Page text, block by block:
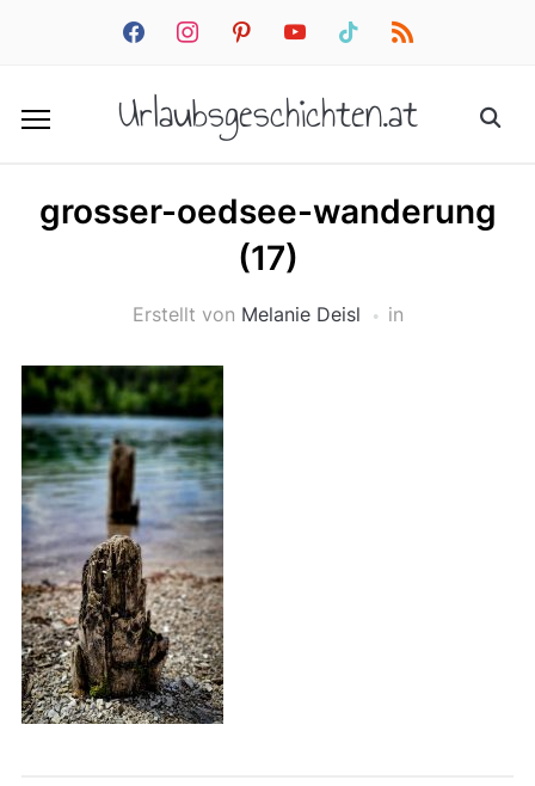
facebookinstagrampinterestyoutube tiktok rss
Urlaubsgeschichten.at
grosser-oedsee-wanderung
(17)
Erstellt von Melanie Deisl in